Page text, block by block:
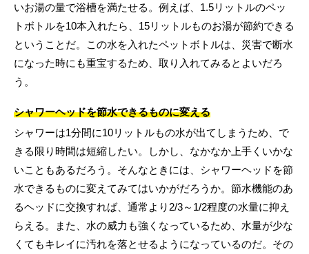
いお湯の量で浴槽を満たせる。例えば、1.5リットルのペッ
トボトルを10本入れたら、15リットルものお湯が節約できる
ということだ。この水を入れたペットボトルは、災害で断水
になった時にも重宝するため、取り入れてみるとよいだろ
う。
シャワーヘッドを節水できるものに変える
シャワーは1分間に10リットルもの水が出てしまうため、で
きる限り時間は短縮したい。しかし、なかなか上手くいかな
いこともあるだろう。そんなときには、シャワーヘッドを節
水できるものに変えてみてはいかがだろうか。節水機能のあ
るヘッドに交換すれば、通常より2/3～1/2程度の水量に抑え
らえる。また、水の威力も強くなっているため、水量が少な
くてもキレイに汚れを落とせるようになっているのだ。その